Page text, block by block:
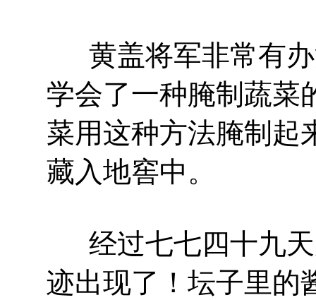
黄盖将军非常有
学会了一种腌制蔬菜
菜用这种方法腌制起
藏入地窖中。
经过七七四十九
迹出现了！坛子里的